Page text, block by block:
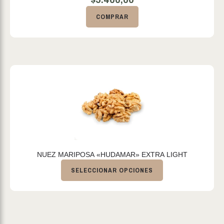
COMPRAR
NUEZ MARIPOSA «HUDAMAR» EXTRA LIGHT
SELECCIONAR OPCIONES